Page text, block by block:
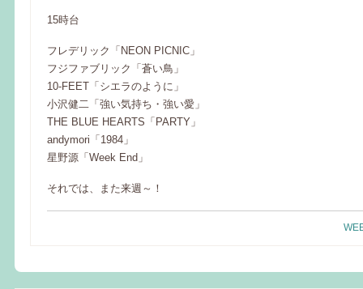
15時台
フレデリック「NEON PICNIC」
フジファブリック「蒼い鳥」
10-FEET「シエラのように」
小沢健二「強い気持ち・強い愛」
THE BLUE HEARTS「PARTY」
andymori「1984」
星野源「Week End」
それでは、また来週～！